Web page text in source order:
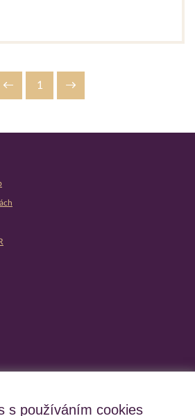
s používáním cookies
1